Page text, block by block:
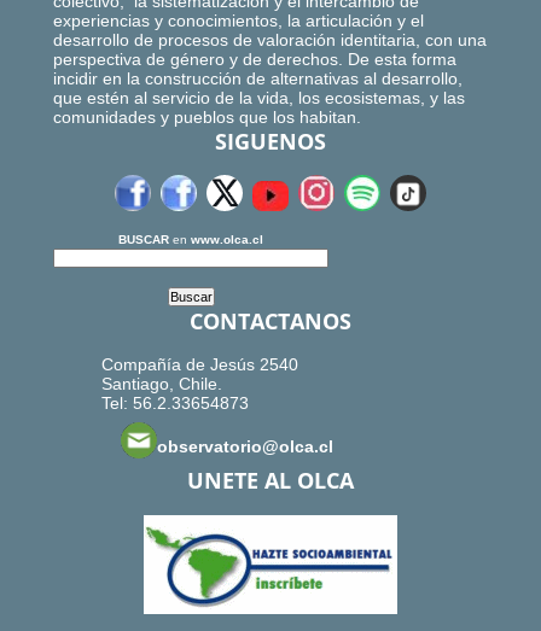
experiencias y conocimientos, la articulación y el
desarrollo de procesos de valoración identitaria, con una
perspectiva de género y de derechos. De esta forma
incidir en la construcción de alternativas al desarrollo,
que estén al servicio de la vida, los ecosistemas, y las
comunidades y pueblos que los habitan.
SIGUENOS
BUSCAR en www.olca.cl
CONTACTANOS
Compañía de Jesús 2540
Santiago, Chile.
Tel: 56.2.33654873
observatorio@olca.cl
UNETE AL OLCA